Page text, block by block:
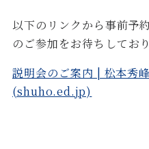
以下のリンクから事前予
のご参加をお待ちしており
説明会のご案内 | 松本秀
(shuho.ed.jp)